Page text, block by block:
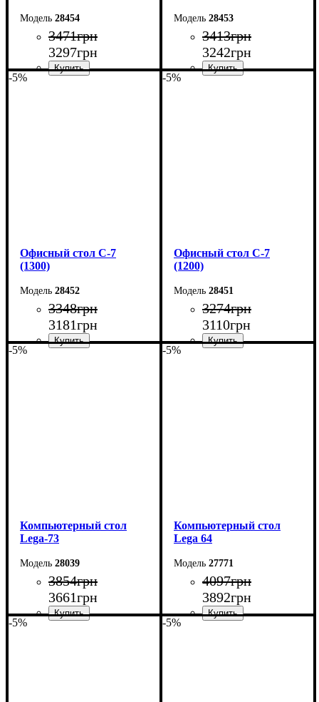
28454
3471грн
3297грн
28453
3413грн
3242грн
-5%
Офисный стол С-7
(1300)
28452
3348грн
3181грн
-5%
Офисный стол С-7
(1200)
28451
3274грн
3110грн
-5%
Компьютерный стол
Lega-73
28039
3854грн
3661грн
-5%
Компьютерный стол
Lega 64
27771
4097грн
3892грн
-5% -5%